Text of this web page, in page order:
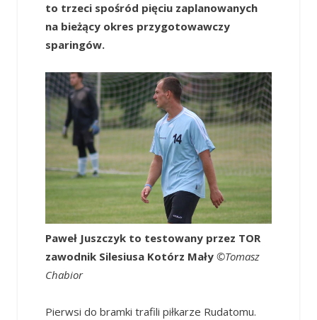
to trzeci spośród pięciu zaplanowanych
na bieżący okres przygotowawczy
sparingów.
Paweł Juszczyk to testowany przez TOR
zawodnik Silesiusa Kotórz Mały ©Tomasz
Chabior
Pierwsi do bramki trafili piłkarze Rudatomu.